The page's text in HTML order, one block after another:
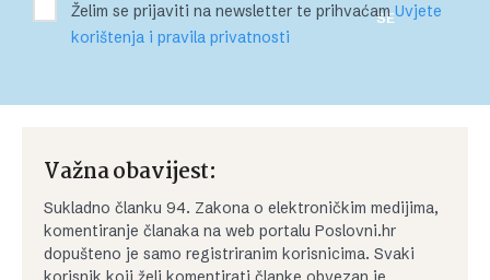
SE
Želim se prijaviti na newsletter te prihvaćamUvjete
korištenja i pravila privatnosti
Važna obavijest:
Sukladno članku 94. Zakona o elektroničkim medijima,
komentiranje članaka na web portalu Poslovni.hr
dopušteno je samo registriranim korisnicima. Svaki